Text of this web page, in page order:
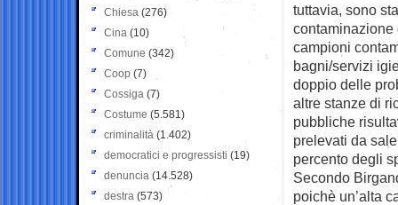
tuttavia, sono
contaminazione
campioni
bagni/servizi
doppio delle
altre stanze di
pubbliche
prelevati da
percento degli
Secondo
poichè un’alta
Chiesa (276)
Cina (10)
Comune (342)
Coop (7)
Cossiga (7)
Costume (5.581)
criminalità (1.402)
democratici e progressisti (19)
denuncia (14.528)
destra (573)